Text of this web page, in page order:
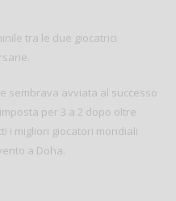
tra le due giocatrici
sembrava avviata al successo
per 3 a 2 dopo oltre
i migliori giocatori mondiali
a Doha.